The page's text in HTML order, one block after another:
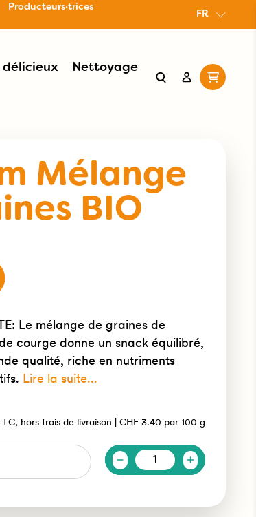
Producteurs·trices
FR
Nettoyage
Mélange
BIO
Le mélange de graines de
courge donne un snack équilibré,
qualité, riche en nutriments
Lire la suite...
hors frais de livraison |CHF 3.40 par 100 g
Quantité